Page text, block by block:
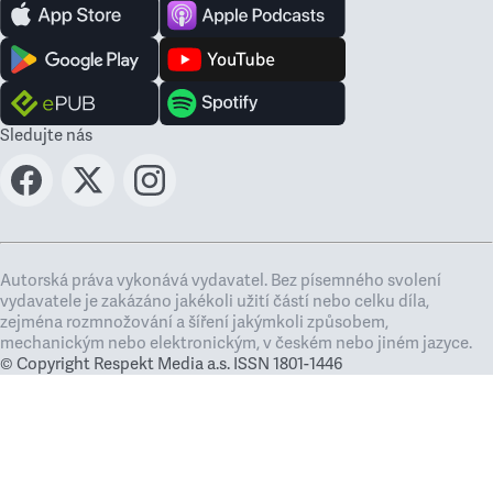
Sledujte nás
Autorská práva vykonává vydavatel. Bez písemného svolení
vydavatele je zakázáno jakékoli užití částí nebo celku díla,
zejména rozmnožování a šíření jakýmkoli způsobem,
mechanickým nebo elektronickým, v českém nebo jiném jazyce.
© Copyright Respekt Media a.s. ISSN 1801-1446